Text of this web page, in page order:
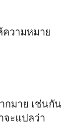
วามหมาย
กมาย เช่นกัน
จะแปลว่า